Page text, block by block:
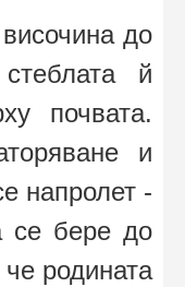
до
й
почвата.
и
напролет -
се бере до
родината